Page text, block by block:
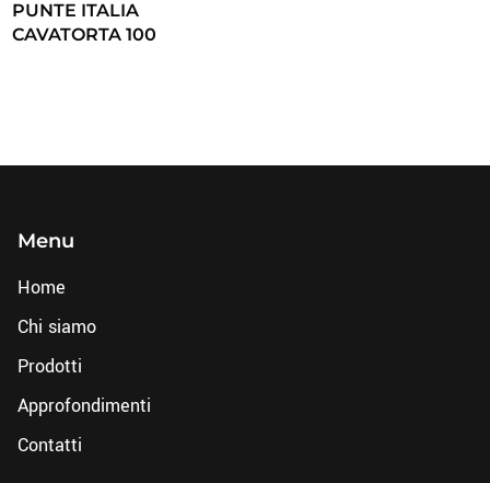
PUNTE ITALIA
CAVATORTA 100
Menu
Home
Chi siamo
Prodotti
Approfondimenti
Contatti